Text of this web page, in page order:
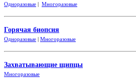
Одноразовые | Многоразовые
Горячая биопсия
Одноразовые | Многоразовые
Захватывающие щипцы
Многоразовые